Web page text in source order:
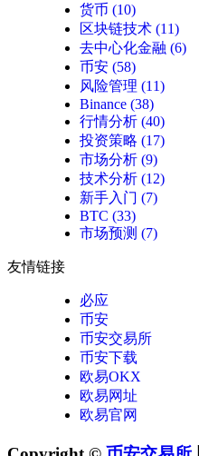
货币 (10)
区块链技术 (11)
去中心化金融 (6)
币安 (58)
风险管理 (11)
Binance (38)
行情分析 (40)
投资策略 (17)
市场分析 (9)
技术分析 (12)
新手入门 (7)
BTC (33)
市场预测 (7)
友情链接
必应
币安
币安交易所
币安下载
欧易OKX
欧易网址
欧易官网